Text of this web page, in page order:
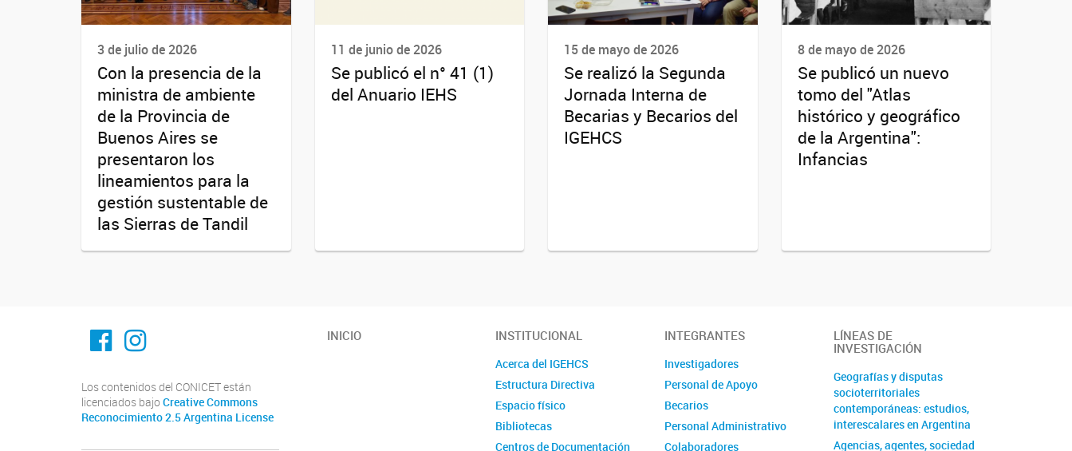
3 de julio de 2026
Con la presencia de la
ministra de ambiente
de la Provincia de
Buenos Aires se
presentaron los
lineamientos para la
gestión sustentable de
las Sierras de Tandil
11 de junio de 2026
Se publicó el n° 41 (1)
del Anuario IEHS
15 de mayo de 2026
Se realizó la Segunda
Jornada Interna de
Becarias y Becarios del
IGEHCS
8 de mayo de 2026
Se publicó un nuevo
tomo del "Atlas
histórico y geográfico
de la Argentina":
Infancias
Facebook
Instagram
Los contenidos del CONICET están
licenciados bajo Creative Commons
Reconocimiento 2.5 Argentina License
INICIO INSTITUCIONAL
Acerca del IGEHCS
Estructura Directiva
Espacio físico
Bibliotecas
Centros de Documentación
INTEGRANTES
Investigadores
Personal de Apoyo
Becarios
Personal Administrativo
Colaboradores
LÍNEAS DE
INVESTIGACIÓN
Geografías y disputas
socioterritoriales
contemporáneas: estudios,
interescalares en Argentina
Agencias, agentes, sociedad